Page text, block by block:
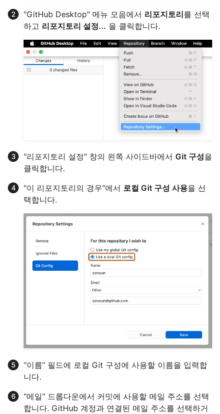
"GitHub Desktop" 메뉴 모음에서 리포지토리를 선택
하고 리포지토리 설정... 을 클릭합니다.
"리포지토리 설정" 창의 왼쪽 사이드바에서 Git 구성을
클릭합니다.
"이 리포지토리의 경우"에서 로컬 Git 구성 사용을 선
택합니다.
“이름” 필드에 로컬 Git 구성에 사용할 이름을 입력합
니다.
“메일” 드롭다운에서 커밋에 사용할 메일 주소를 선택
합니다. GitHub 계정과 연결된 메일 주소를 선택하거